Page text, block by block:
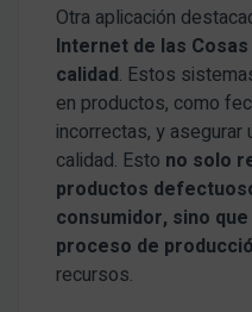
Otra aplicación
Internet de las
calidad. Estos
en productos, como
incorrectas, y
calidad. Esto no solo
productos
consumidor, sino
proceso de
recursos.